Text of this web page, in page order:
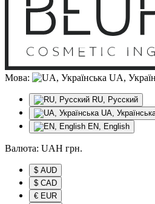
Мова: UA,
RU, Русский
UA,
EN, English
Валюта: UAH грн.
$ AUD
$ CAD
€ EUR